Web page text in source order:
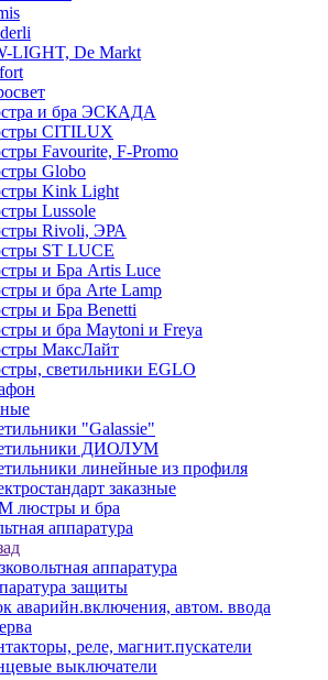
LIGHT, De Markt
и бра ЭСКАДА
CITILUX
Favourite, F-Promo
Globo
Kink Light
Lussole
Rivoli, ЭРА
ST LUCE
и Бра Artis Luce
и бра Arte Lamp
и Бра Benetti
и бра Maytoni и Freya
МаксЛайт
светильники EGLO
"Galassie"
ДИОЛУМ
линейные из профиля
заказные
люстры и бра
аппаратура
аппаратура
защиты
аварийн.включения, автом. ввода
реле, магнит.пускатели
выключатели